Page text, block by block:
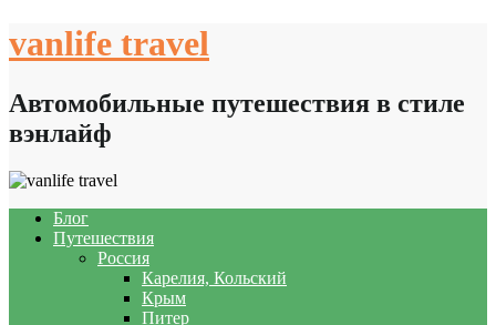
to
vanlife travel
Автомобильные путешествия в стиле
вэнлайф
Блог
Путешествия
Россия
Карелия, Кольский
Крым
Питер